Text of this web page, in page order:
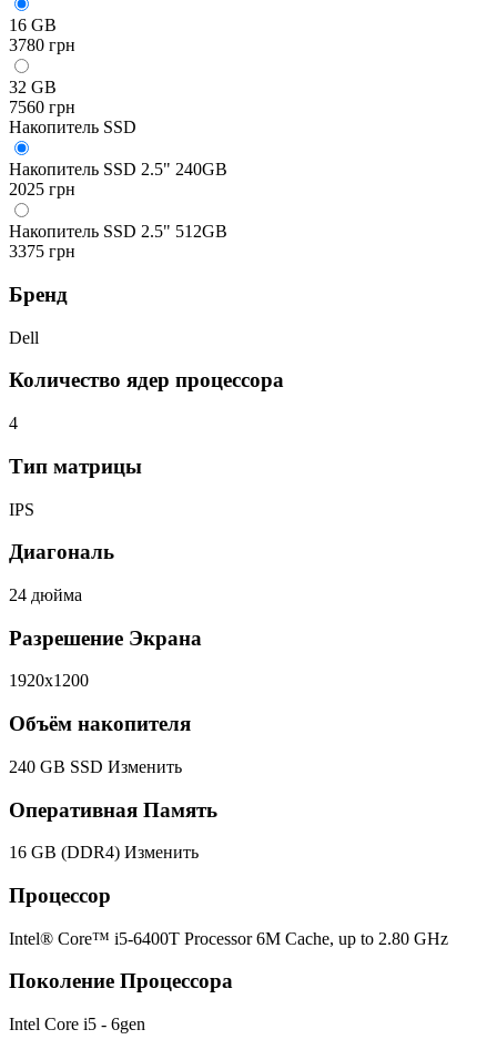
16 GB
3780 грн
32 GB
7560 грн
Накопитель SSD
Накопитель SSD 2.5" 240GB
2025 грн
Накопитель SSD 2.5" 512GB
3375 грн
Бренд
Dell
Количество ядер процессора
4
Тип матрицы
IPS
Диагональ
24 дюйма
Разрешение Экрана
1920x1200
Объём накопителя
240 GB SSD Изменить
Оперативная Память
16 GB (DDR4) Изменить
Процессор
Intel® Core™ i5-6400T Processor 6M Cache, up to 2.80 GHz
Поколение Процессора
Intel Core i5 - 6gen